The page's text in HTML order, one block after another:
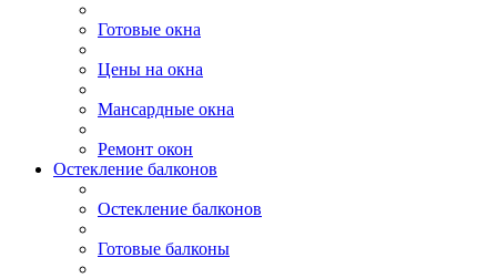
Готовые окна
Цены на окна
Мансардные окна
Ремонт окон
Остекление балконов
Остекление балконов
Готовые балконы